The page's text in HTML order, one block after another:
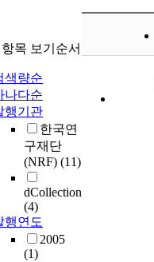
목 보기순서
색량순
나다순
행기관
한국연
구재단
(NRF) (11)
dCollection
(4)
행연도
2005
(1)